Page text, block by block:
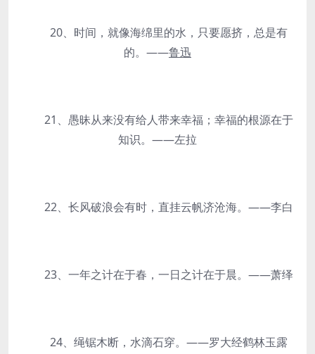
20、时间，就像海绵里的水，只要愿挤，总是有
的。——鲁迅
21、愚昧从来没有给人带来幸福；幸福的根源在于
知识。——左拉
22、长风破浪会有时，直挂云帆济沧海。——李白
23、一年之计在于春，一日之计在于晨。——萧绎
24、绳锯木断，水滴石穿。——罗大经鹤林玉露